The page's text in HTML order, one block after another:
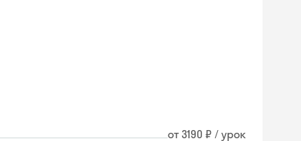
от 3190 ₽ / урок